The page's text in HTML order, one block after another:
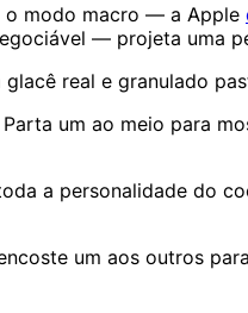
o modo macro — a Apple
— projeta uma
real e granulado
um ao meio para
a personalidade do
um aos outros